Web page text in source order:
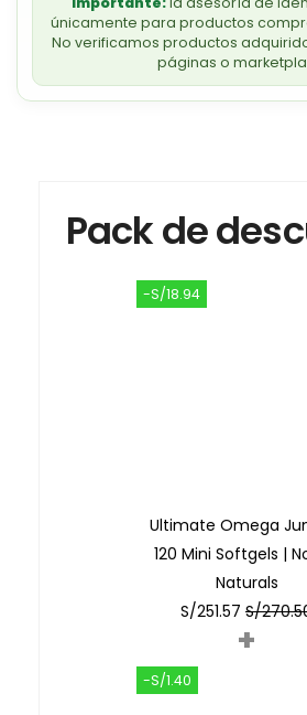
únicamente para productos
No verificamos productos
páginas o
Pack de
-S/18.94
Ultimate Omega
120 Mini Softgels |
Naturals
S/251.57 S/
+
-S/1.40